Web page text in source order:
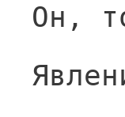
Он,